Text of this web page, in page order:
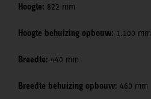
Hoogte: 822 mm
Hoogte behuizing opbouw: 1.100 mm
Breedte: 440 mm
Breedte behuizing opbouw: 460 mm